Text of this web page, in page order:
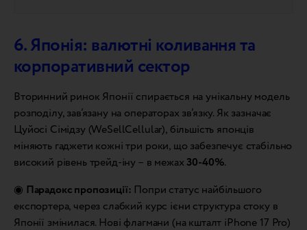
6. Японія: валютні коливання та
корпоративний сектор
Вторинний ринок Японії спирається на унікальну модель
розподілу, зав’язану на операторах зв’язку. Як зазначає
Цуйосі Сімідзу (WeSellCellular), більшість японців
міняють гаджети кожні три роки, що забезпечує стабільно
високий рівень трейд-іну – в межах 30-40%.
◉ Парадокс пропозиції: Попри статус найбільшого
експортера, через слабкий курс ієни структура стоку в
Японії змінилася. Нові флагмани (на кшталт iPhone 17 Pro)